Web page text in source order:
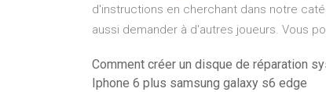
d'instructions en cherchant dans notre
aussi demander à d'autres joueurs. Vous
Comment créer un disque de réparation
Iphone 6 plus samsung galaxy s6 edge